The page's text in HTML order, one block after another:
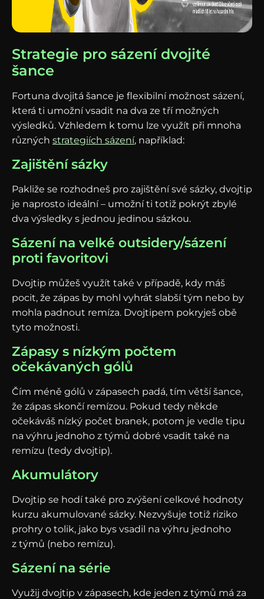
Strategie pro sázení dvojité
šance
Fortuna dvojitá šance je flexibilní možnost sázení,
která ti umožní vsadit na dva ze tří možných
výsledků. Vzhledem k tomu lze využít při mnoha
různých strategiích sázení, například:
Zajištění sázky
Pakliže se rozhodneš pro zajištění své sázky, dvojtip
je naprosto ideální – umožní ti totiž pokrýt zbylé
dva výsledky s jednou jedinou sázkou.
Sázení na velké outsidery/sázení
proti favoritovi
Dvojtip můžeš využít také v případě, kdy máš
pocit, že zápas by mohl vyhrát slabší tým nebo by
mohla padnout remíza. Dvojtipem pokryješ obě
tyto možnosti.
Zápasy s nízkým počtem
očekávaných gólů
Čím méně gólů v zápasech padá, tím větší šance,
že zápas skončí remízou. Pokud tedy někde
očekáváš nízký počet branek, potom je vedle tipu
na výhru jednoho z týmů dobré vsadit také na
remízu (tedy dvojtip).
Akumulátory
Dvojtip se hodí také pro zvýšení celkové hodnoty
kurzu akumulované sázky. Nezvyšuje totiž riziko
prohry o tolik, jako bys vsadil na výhru jednoho
z týmů (nebo remízu).
Sázení na série
Využij dvojtip v zápasech, kde jeden z týmů má za